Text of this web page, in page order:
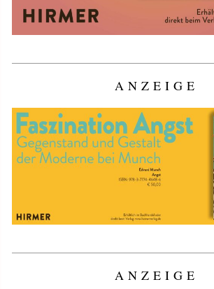
ANZEIGE
ANZEIGE